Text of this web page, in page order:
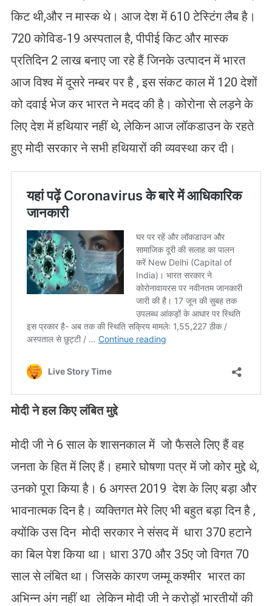
किट थी,और न मास्क थे। आज देश में 610 टेस्टिंग लैब है।
720 कोविड-19 अस्पताल है, पीपीई किट और मास्क
प्रतिदिन 2 लाख बनाए जा रहे हैं जिनके उत्पादन में भारत
आज विश्व में दूसरे नम्बर पर है , इस संकट काल में 120 देशों
को दवाई भेज कर भारत ने मदद की है। कोरोना से लड़ने के
लिए देश में हथियार नहीं थे, लेकिन आज लॉकडाउन के रहते
हुए मोदी सरकार ने सभी हथियारों की व्यवस्था कर दी।
मोदी ने हल किए लंबित मुद्दे
मोदी जी ने 6 साल के शासनकाल में जो फैसले लिए हैं वह
जनता के हित में लिए हैं। हमारे घोषणा पत्र में जो कोर मुद्दे थे,
उनको पूरा किया है। 6 अगस्त 2019 देश के लिए बड़ा और
भावनात्मक दिन है। व्यक्तिगत मेरे लिए भी बहुत बड़ा दिन है ,
क्योंकि उस दिन मोदी सरकार ने संसद में धारा 370 हटाने
का बिल पेश किया था। धारा 370 और 35ए जो विगत 70
साल से लंबित था। जिसके कारण जम्मू कश्मीर भारत का
अभिन्न अंग नहीं था लेकिन मोदी जी ने करोड़ों भारतीयों की